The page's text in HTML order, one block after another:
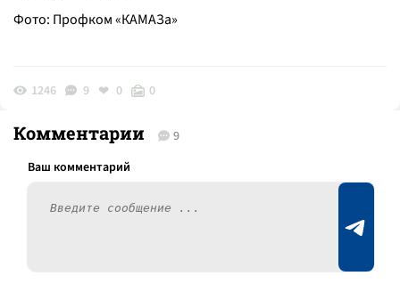
Фото: Профком «КАМАЗа»
1246 9 0 0
Комментарии 9